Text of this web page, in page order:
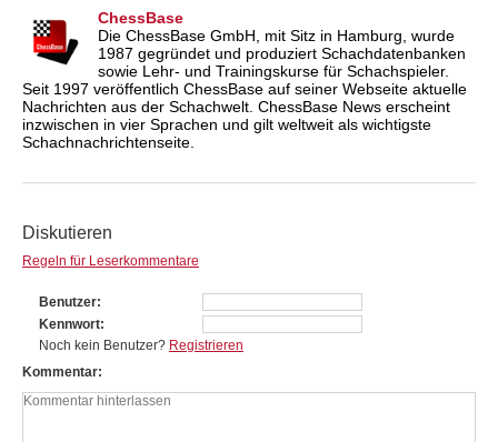
ChessBase
Die ChessBase GmbH, mit Sitz in Hamburg, wurde
1987 gegründet und produziert Schachdatenbanken
sowie Lehr- und Trainingskurse für Schachspieler.
Seit 1997 veröffentlich ChessBase auf seiner Webseite aktuelle
Nachrichten aus der Schachwelt. ChessBase News erscheint
inzwischen in vier Sprachen und gilt weltweit als wichtigste
Schachnachrichtenseite.
Diskutieren
Regeln für Leserkommentare
Benutzer
Kennwort
Noch kein Benutzer? Registrieren
Kommentar